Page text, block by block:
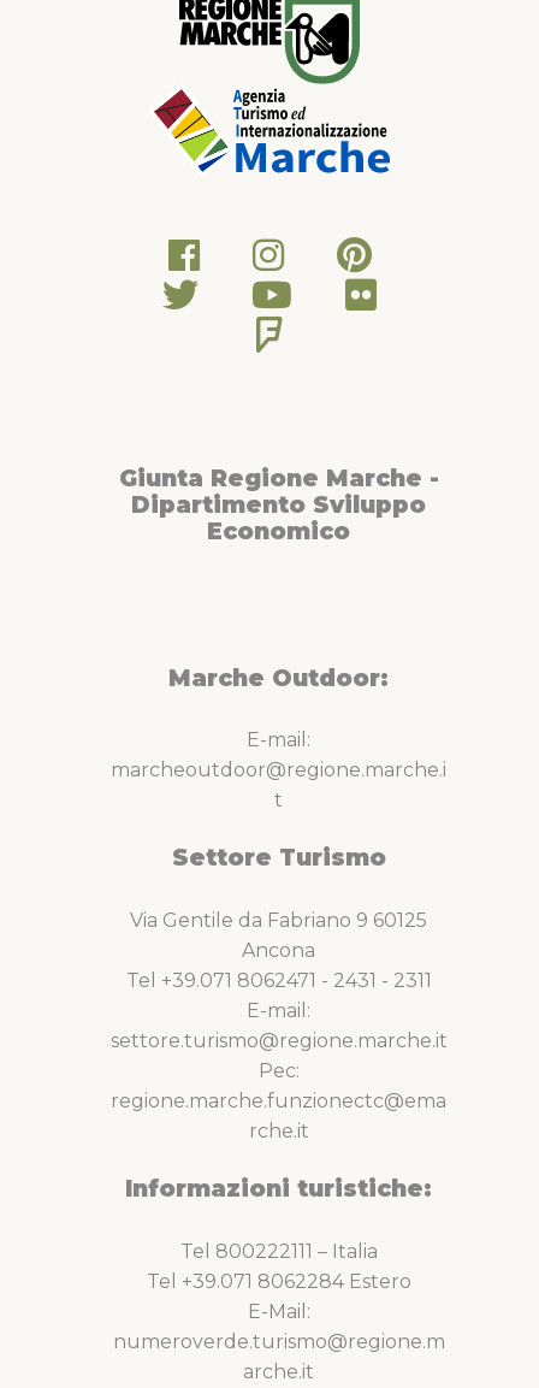
Giunta Regione Marche -
Dipartimento Sviluppo
Economico
Marche Outdoor:
E-mail:
marcheoutdoor@regione.marche.i
t
Settore Turismo
Via Gentile da Fabriano 9 60125
Ancona
Tel +39.071 8062471 - 2431 - 2311
E-mail:
settore.turismo@regione.marche.it
Pec:
regione.marche.funzionectc@ema
rche.it
Informazioni turistiche:
Tel 800222111 – Italia
Tel +39.071 8062284 Estero
E-Mail:
numeroverde.turismo@regione.m
arche.it